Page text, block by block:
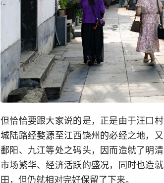
但恰恰要跟大家说的是，正是由于汪口
城陆路经婺源至江西饶州的必经之地，
鄱阳、九江等处之码头，因而造就了明
市场繁华、经济活跃的盛况，同时也造
田，但仍就相对完好保留了下来。